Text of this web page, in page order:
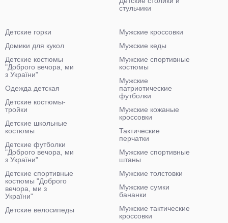
стульчики
Детские горки
Домики для кукол
Детские костюмы
"Доброго вечора, ми
з України"
Одежда детская
Детские костюмы-
тройки
Детские школьные
костюмы
Детские футболки
"Доброго вечора, ми
з України"
Детские спортивные
костюмы "Доброго
вечора, ми з
України"
Детские велосипеды
Мужские кроссовки
Мужские кеды
Мужские спортивные
костюмы
Мужские
патриотические
футболки
Мужские кожаные
кроссовки
Тактические
перчатки
Мужские спортивные
штаны
Мужские толстовки
Мужские сумки
бананки
Мужские тактические
кроссовки